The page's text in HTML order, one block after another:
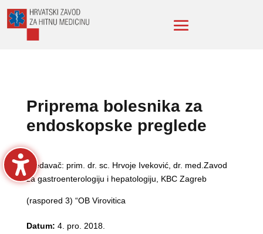
Priprema bolesnika za
endoskopske preglede
Predavač: prim. dr. sc. Hrvoje Iveković, dr. med.Zavod
za gastroenterologiju i hepatologiju, KBC Zagreb
(raspored 3) “OB Virovitica
Datum: 4. pro. 2018.